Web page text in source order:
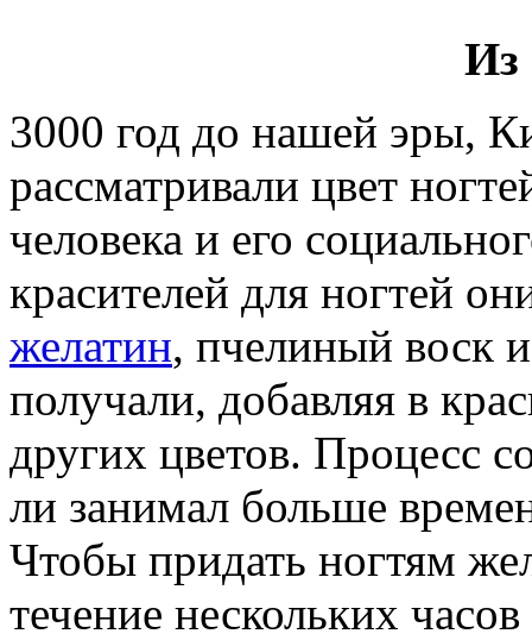
Из
3000 год до нашей эры,
рассматривали цвет
человека и его
красителей для ногтей
желатин, пчелиный воск
получали, добавляя в
других цветов. Процесс
ли занимал больше
Чтобы придать ногтям
течение нескольких